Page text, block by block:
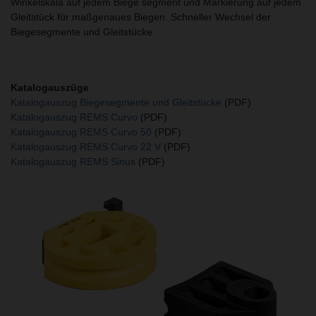
Gleitstück für maßgenaues Biegen. Schneller Wechsel der
Biegesegmente und Gleitstücke.
Katalogauszüge
Katalogauszug Biegesegmente und Gleitstücke (PDF)
Katalogauszug REMS Curvo (PDF)
Katalogauszug REMS Curvo 50 (PDF)
Katalogauszug REMS Curvo 22 V (PDF)
Katalogauszug REMS Sinus (PDF)